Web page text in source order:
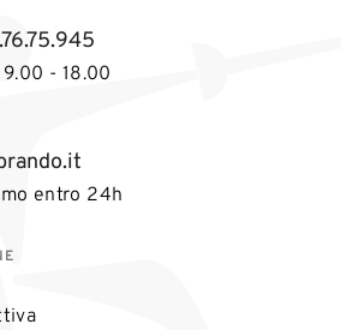
- 18.00
entro 24h